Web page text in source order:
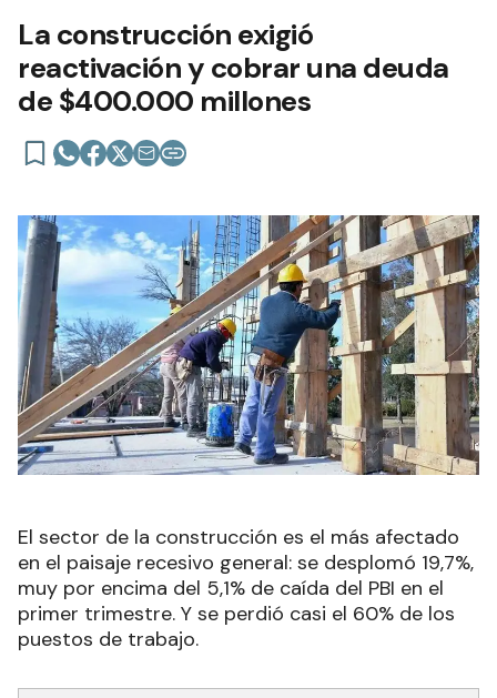
La construcción exigió
reactivación y cobrar una deuda
de $400.000 millones
El sector de la construcción es el más afectado
en el paisaje recesivo general: se desplomó 19,7%,
muy por encima del 5,1% de caída del PBI en el
primer trimestre. Y se perdió casi el 60% de los
puestos de trabajo.